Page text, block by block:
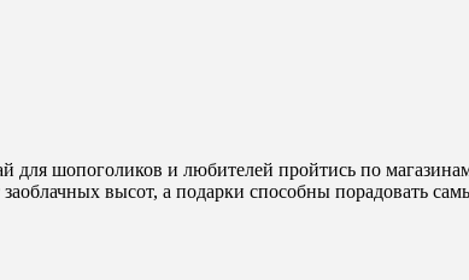
шопоголиков и любителей пройтись по
высот, а подарки способны порадовать